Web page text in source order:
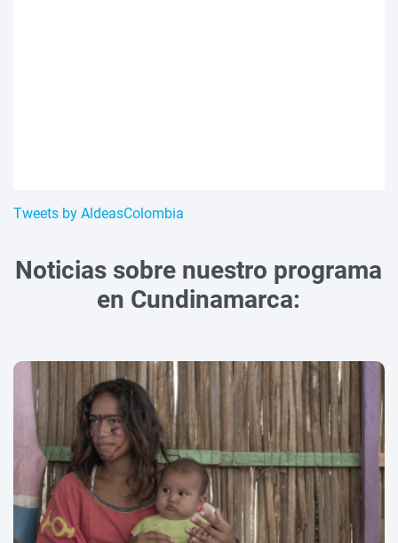
Tweets by AldeasColombia
Noticias sobre nuestro programa
en Cundinamarca: